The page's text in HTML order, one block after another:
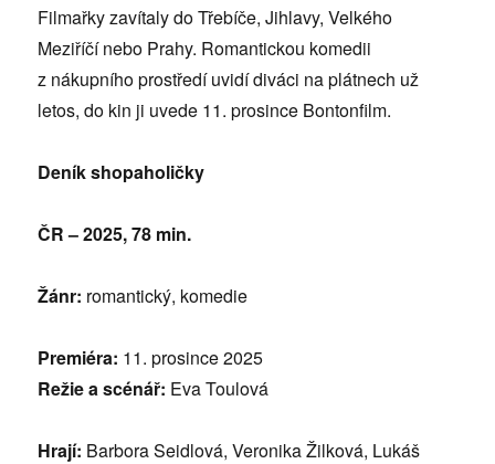
Filmařky zavítaly do Třebíče, Jihlavy, Velkého
Meziříčí nebo Prahy. Romantickou komedii
z nákupního prostředí uvidí diváci na plátnech už
letos, do kin ji uvede 11. prosince Bontonfilm.
Deník shopaholičky
ČR – 2025, 78 min.
Žánr: romantický, komedie
Premiéra: 11. prosince 2025
Režie a scénář: Eva Toulová
Hrají: Barbora Seidlová, Veronika Žilková, Lukáš